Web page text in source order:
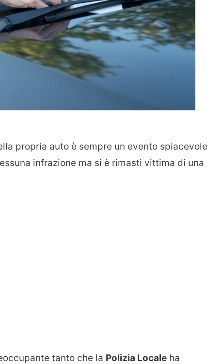
propria auto è sempre un evento
infrazione ma si è rimasti vittima di una
tanto che la Polizia Locale ha